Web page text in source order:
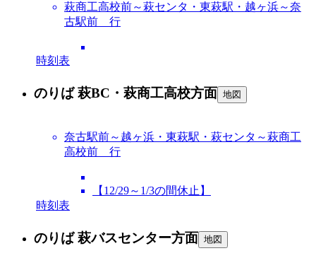
萩商工高校前～萩センタ・東萩駅・越ヶ浜～奈
古駅前 行
時刻表
のりば 萩BC・萩商工高校方面 地図
奈古駅前～越ヶ浜・東萩駅・萩センタ～萩商工
高校前 行
【12/29～1/3の間休止】
時刻表
のりば 萩バスセンター方面 地図